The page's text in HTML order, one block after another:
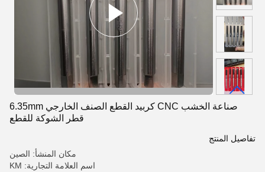
صناعة الخشب CNC كربيد القطع الصنف الخارجي 6.35mm
قطر الشوكة للقطع
تفاصيل المنتج
مكان المنشأ: الصين
اسم العلامة التجارية: KM